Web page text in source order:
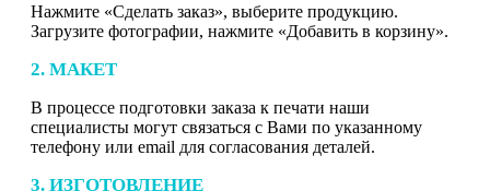
Нажмите «Сделать заказ», выберите продукцию.
Загрузите фотографии, нажмите «Добавить в корзину».
2. МАКЕТ
В процессе подготовки заказа к печати наши
специалисты могут связаться с Вами по указанному
телефону или email для согласования деталей.
3. ИЗГОТОВЛЕНИЕ